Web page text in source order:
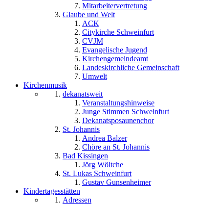
Mitarbeitervertretung
Glaube und Welt
ACK
Citykirche Schweinfurt
CVJM
Evangelische Jugend
Kirchengemeindeamt
Landeskirchliche Gemeinschaft
Umwelt
Kirchenmusik
dekanatsweit
Veranstaltungshinweise
Junge Stimmen Schweinfurt
Dekanatsposaunenchor
St. Johannis
Andrea Balzer
Chöre an St. Johannis
Bad Kissingen
Jörg Wöltche
St. Lukas Schweinfurt
Gustav Gunsenheimer
Kindertagesstätten
Adressen